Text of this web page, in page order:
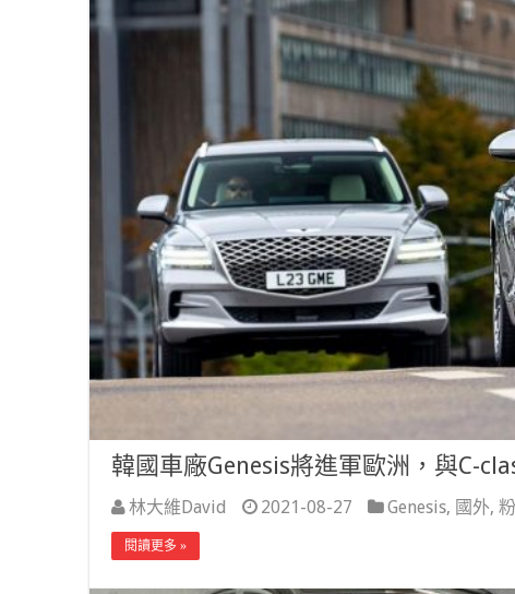
韓國車廠Genesis將進軍歐洲，與C-
林大維David 2021-08-27 Genesis, 國外,
閱讀更多 »